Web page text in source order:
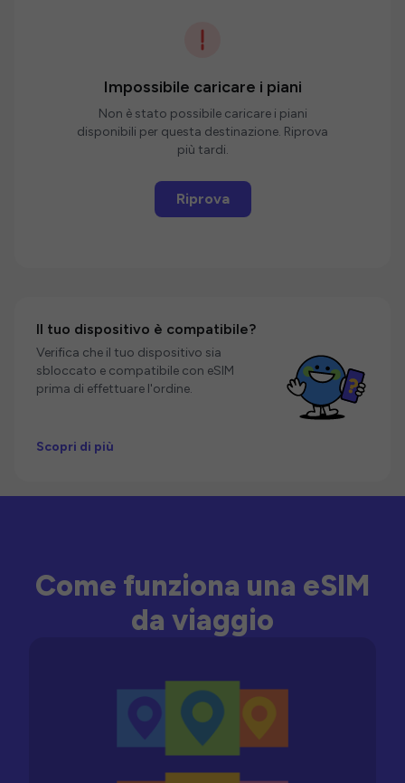
Impossibile caricare i piani
Non è stato possibile caricare i piani
disponibili per questa destinazione. Riprova
più tardi.
Riprova
Il tuo dispositivo è compatibile?
Verifica che il tuo dispositivo sia
sbloccato e compatibile con eSIM
prima di effettuare l'ordine.
Scopri di più
Come funziona una eSIM
da viaggio